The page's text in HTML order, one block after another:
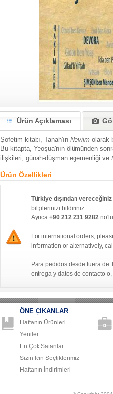
Ürün Açıklaması
Şofetim kitabı, Tanah'ın Neviim olarak
Bu kitapta, Yeoşua'nın ölümünden
ilişkileri, günah-düşman egemenliği ve
Ürün Özellikleri
Türkiye dışından
bilgilerinizi bildiriniz.
Ayrıca +90 212 231 9282
For international orders;
information or alternatively, call
Para pedidos desde fuera de
entrega y datos de contacto o,
ÖNE ÇIKANLAR
Haftanın Ürünleri
Yeniler
En Çok Satanlar
Sizin İçin Seçtiklerimiz
Haftanın İndirimleri